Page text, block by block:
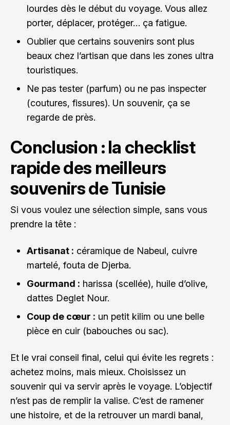
lourdes dès le début du voyage. Vous allez
porter, déplacer, protéger… ça fatigue.
Oublier que certains souvenirs sont plus
beaux chez l’artisan que dans les zones ultra
touristiques.
Ne pas tester (parfum) ou ne pas inspecter
(coutures, fissures). Un souvenir, ça se
regarde de près.
Conclusion : la checklist
rapide des meilleurs
souvenirs de Tunisie
Si vous voulez une sélection simple, sans vous
prendre la tête :
Artisanat : céramique de Nabeul, cuivre
martelé, fouta de Djerba.
Gourmand : harissa (scellée), huile d’olive,
dattes Deglet Nour.
Coup de cœur : un petit kilim ou une belle
pièce en cuir (babouches ou sac).
Et le vrai conseil final, celui qui évite les regrets :
achetez moins, mais mieux. Choisissez un
souvenir qui va servir après le voyage. L’objectif
n’est pas de remplir la valise. C’est de ramener
une histoire, et de la retrouver un mardi banal,